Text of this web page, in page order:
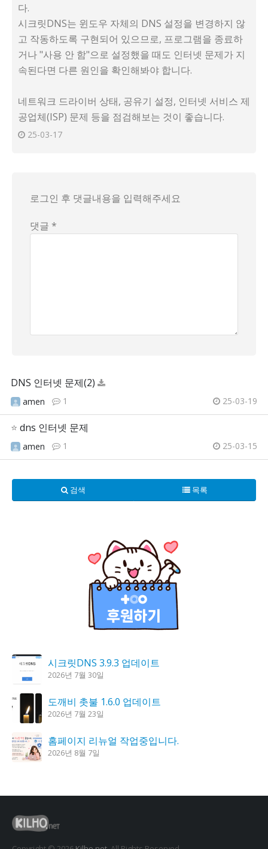
다.
시크릿DNS는 윈도우 자체의 DNS 설정을 변경하지 않
고 작동하도록 구현되어 있으므로, 프로그램을 종료하
거나 "사용 안 함"으로 설정했을 때도 인터넷 문제가 지
속된다면 다른 원인을 확인해봐야 합니다.
네트워크 드라이버 상태, 공유기 설정, 인터넷 서비스 제
공업체(ISP) 문제 등을 점검해보는 것이 좋습니다.
25-03-17
로그인 후 댓글내용을 입력해주세요
댓글 *
DNS 인터넷 문제(2)
amen 1 25-03-19
⭐ dns 인터넷 문제
amen 1 25-03-15
검색 목록
시크릿DNS 3.9.3 업데이트
2026년 7월 30일
도깨비 촛불 1.6.0 업데이트
2026년 7월 23일
홈페이지 리뉴얼 작업중입니다.
2026년 8월 7일
꿈의세계 1.3.0 – 꿈해몽, 꿈풀이
2026년 7월 30일